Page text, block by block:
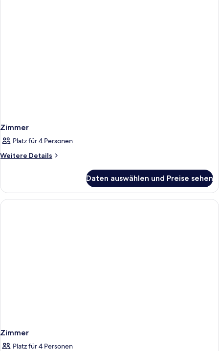
Zimmer
Platz für 4 Personen
Weitere Details
Weitere
Daten auswählen und Preise sehen
Zimmer
Platz für 4 Personen